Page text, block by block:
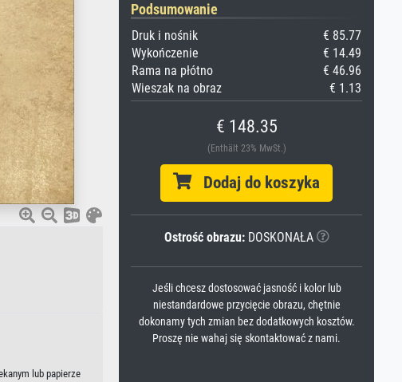
lub papierze
Podsumowanie
Druk i nośnik
€ 85.77
Wykończenie
€ 14.49
Rama na płótno
€ 46.96
Wieszak na obraz
€ 1.13
€ 148.35
(Enthält 23% MwSt.)
Dodaj do koszyka
Ostrość obrazu:DOSKONAŁA
Jeśli chcesz dostosować jasność i kolor lub
niestandardowe przycięcie obrazu, chętnie
dokonamy tych zmian bez dodatkowych kosztów.
Proszę nie wahaj się skontaktować z nami.